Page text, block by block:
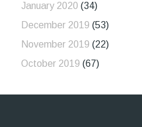
January 2020 (34)
December 2019 (53)
November 2019 (22)
October 2019 (67)